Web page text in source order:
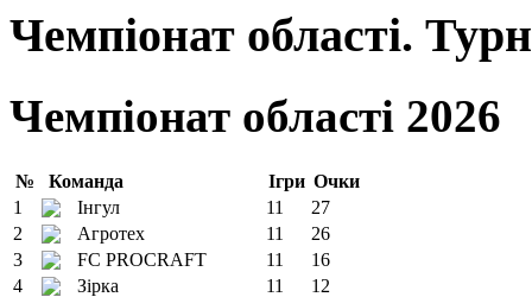
Чемпіонат області.
Чемпіонат області 2026
№ Команда Ігри Очки
1
Інгул 11
27
2
Агротех 11
26
3
FC PROCRAFT 11
16
4
Зірка 11
12